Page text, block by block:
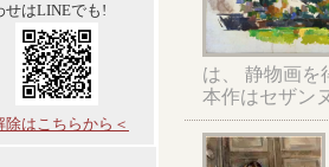
せはLINEでも!
除はこちらから＜
は、 静物画を
本作はセザン